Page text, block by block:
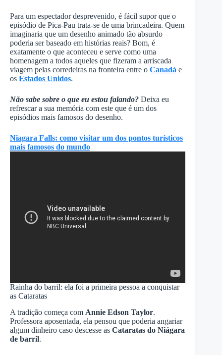
Para um espectador desprevenido, é fácil supor que o
episódio de Pica-Pau trata-se de uma brincadeira. Quem
imaginaria que um desenho animado tão absurdo
poderia ser baseado em histórias reais? Bom, é
exatamente o que aconteceu e serve como uma
homenagem a todos aqueles que fizeram a arriscada
viagem pelas corredeiras na fronteira entre o Canadá e
os Estados Unidos.
Não sabe sobre o que eu estou falando? Deixa eu
refrescar a sua memória com este que é um dos
episódios mais famosos do desenho.
Niagara Falls: como visitar um dos pontos turísticos
mais famosos do mundo
Rainha do barril: ela foi a primeira pessoa a conquistar
as Cataratas
A tradição começa com Annie Edson Taylor.
Professora aposentada, ela pensou que poderia angariar
algum dinheiro caso descesse as Cataratas do Niágara
de barril.